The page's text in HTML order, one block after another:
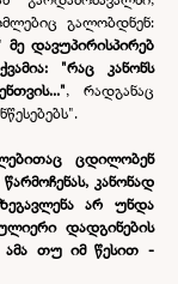
გალობდნენ:
მე დავუპირისპირებ
"რაც კანონს
,
რადგანაც
ცდილობენ
კანონად
არ უნდა
დადგინების
ამა თუ იმ წესით -